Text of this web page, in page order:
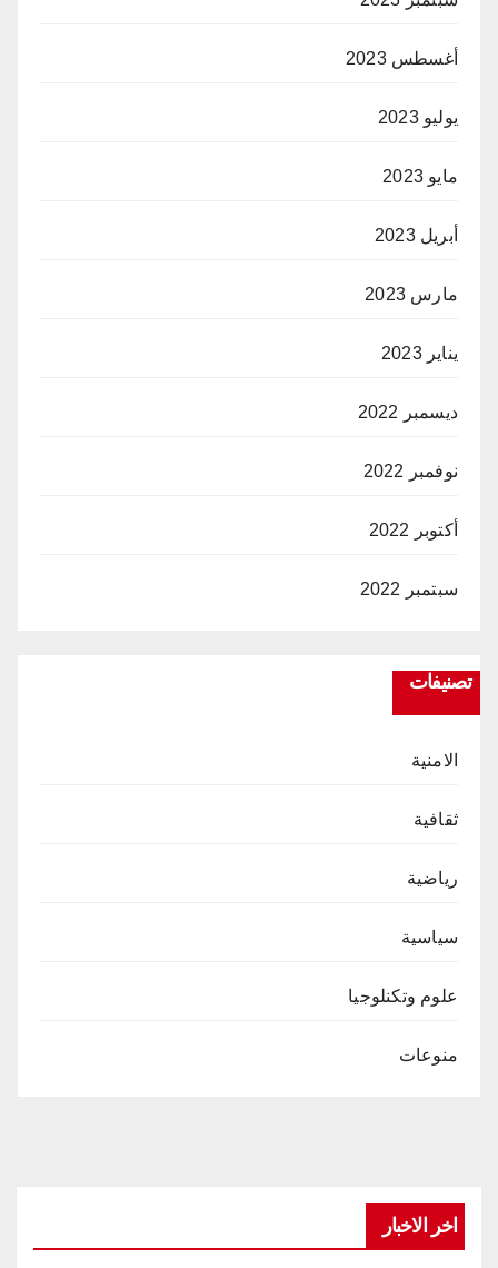
أغسطس 2023
يوليو 2023
مايو 2023
أبريل 2023
مارس 2023
يناير 2023
ديسمبر 2022
نوفمبر 2022
أكتوبر 2022
سبتمبر 2022
تصنيفات
الامنية
ثقافية
رياضية
سياسية
علوم وتكنلوجيا
منوعات
اخر الاخبار